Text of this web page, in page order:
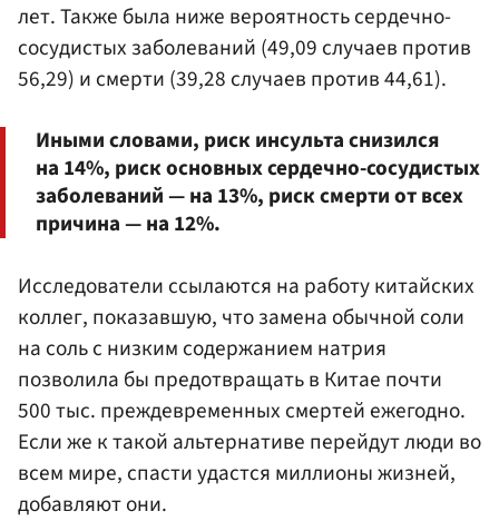
лет. Также была ниже вероятность сердечно-
сосудистых заболеваний (49,09 случаев против
56,29) и смерти (39,28 случаев против 44,61).
Иными словами, риск инсульта снизился
на 14%, риск основных сердечно-сосудистых
заболеваний — на 13%, риск смерти от всех
причина — на 12%.
Исследователи ссылаются на работу китайских
коллег, показавшую, что замена обычной соли
на соль с низким содержанием натрия
позволила бы предотвращать в Китае почти
500 тыс. преждевременных смертей ежегодно.
Если же к такой альтернативе перейдут люди во
всем мире, спасти удастся миллионы жизней,
добавляют они.